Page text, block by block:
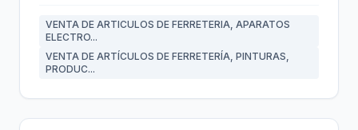
VENTA DE ARTICULOS DE FERRETERIA, APARATOS
ELECTRO...
VENTA DE ARTÍCULOS DE FERRETERÍA, PINTURAS,
PRODUC...